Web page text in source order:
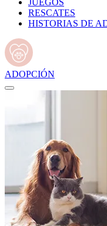
JUEGOS
RESCATES
HISTORIAS DE
ADOPCIÓN